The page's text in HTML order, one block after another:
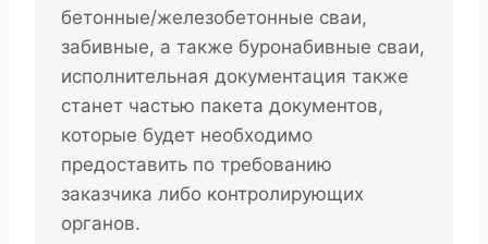
бетонные/железобетонные сваи,
забивные, а также буронабивные сваи,
исполнительная документация также
станет частью пакета документов,
которые будет необходимо
предоставить по требованию
заказчика либо контролирующих
органов.